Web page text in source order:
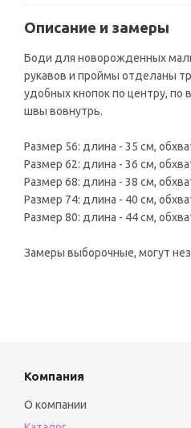
Описание и замеры
Боди для новорожденных
рукавов и проймы отделаны
удобных кнопок по центру, по
швы вовнутрь.
Размер 56: длина - 35 см,
Размер 62: длина - 36 см,
Размер 68: длина - 38 см,
Размер 74: длина - 40 см,
Размер 80: длина - 44 см,
Замеры выборочные, могут
Компания
О компании